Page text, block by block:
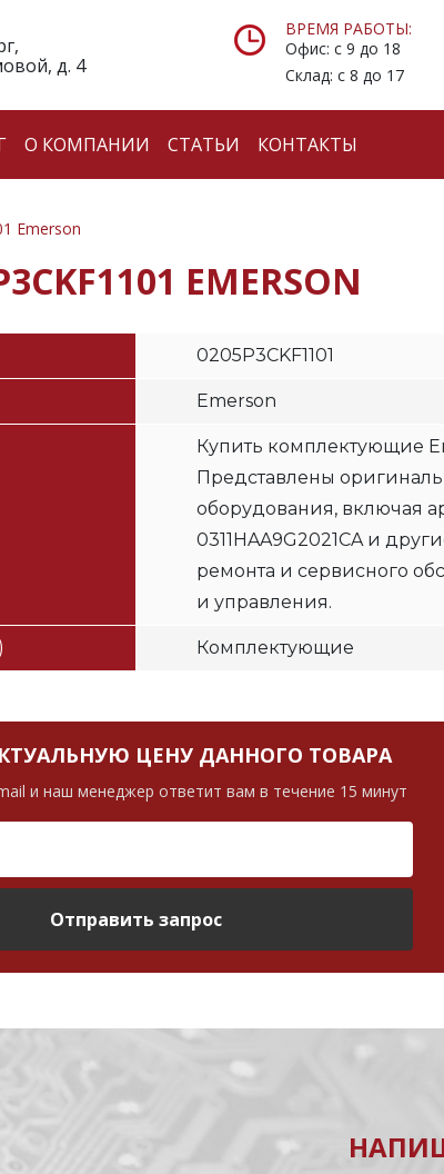
д. 4
ВРЕМЯ РАБОТЫ:
Офис: с 9 до 18
Склад: с 8 до 17
О КОМПАНИИ СТАТЬИ КОНТАКТЫ
Emerson
EMERSON
0205P3CKF1101
Emerson
Купить комплектующие
Представлены
оборудования, включая
0311HAA9G2021CA и
ремонта и сервисного
и управления.
Комплектующие
ЦЕНУ ДАННОГО ТОВАРА
и наш менеджер ответит вам в течение 15 минут
Отправить запрос